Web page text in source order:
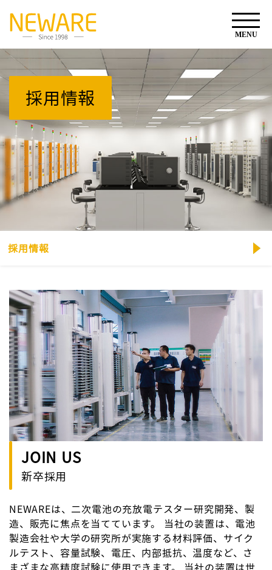
採用情報
採用情報
JOIN US
新卒採用
NEWAREは、二次電池の充放電テスター研究開発、製
造、販売に焦点を当てています。 当社の装置は、電池
製造会社や大学の研究所が実施する材料評価、サイク
ルテスト、容量試験、電圧、内部抵抗、温度など、さ
まざまな高精度試験に使用できます。 当社の装置は世